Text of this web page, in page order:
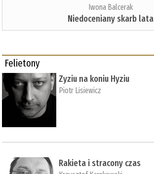
Iwona Balcerak
Niedoceniany skarb lata
Felietony
Zyziu na koniu Hyziu
Piotr Lisiewicz
Rakieta i stracony czas